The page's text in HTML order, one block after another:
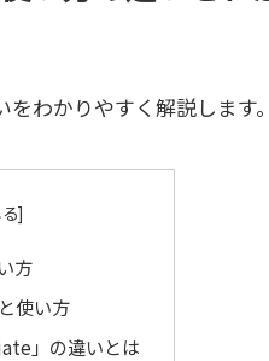
わかりやすく解説します。
方
使い方
」の違いとは